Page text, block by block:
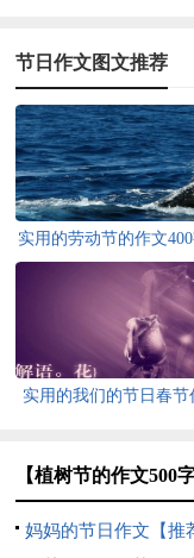
节日作文图文推荐
实用的劳动节的作文
篇
实用的我们的节日春节
【植树节的作文500
妈妈的节日作文【推